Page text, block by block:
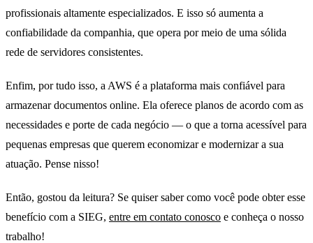
profissionais altamente especializados. E isso só aumenta a
confiabilidade da companhia, que opera por meio de uma sólida
rede de servidores consistentes.
Enfim, por tudo isso, a AWS é a plataforma mais confiável para
armazenar documentos online. Ela oferece planos de acordo com as
necessidades e porte de cada negócio — o que a torna acessível para
pequenas empresas que querem economizar e modernizar a sua
atuação. Pense nisso!
Então, gostou da leitura? Se quiser saber como você pode obter esse
benefício com a SIEG, entre em contato conosco e conheça o nosso
trabalho!